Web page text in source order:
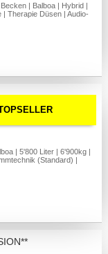
| Balboa | Hybrid |
Therapie Düsen | Audio-
| 5'800 Liter | 6'900kg |
(Standard) |